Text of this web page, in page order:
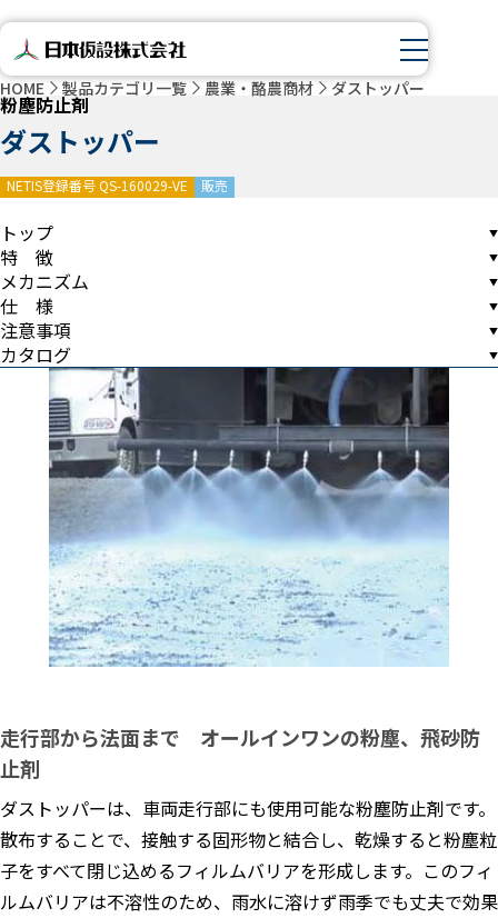
HOME 製品カテゴリ一覧 農業・酪農商材 ダストッパー
粉塵防止剤
ダストッパー
NETIS登録番号 QS-160029-VE 販売
トップ
特 徴
メカニズム
仕 様
注意事項
カタログ
走行部から法面まで オールインワンの粉塵、飛砂防
止剤
ダストッパーは、車両走行部にも使用可能な粉塵防止剤です。
散布することで、接触する固形物と結合し、乾燥すると粉塵粒
子をすべて閉じ込めるフィルムバリアを形成します。このフィ
ルムバリアは不溶性のため、雨水に溶けず雨季でも丈夫で効果